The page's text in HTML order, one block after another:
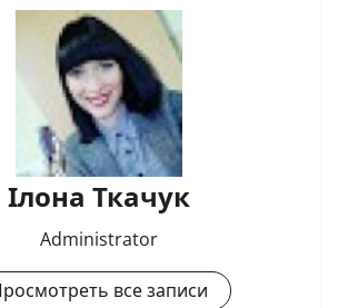
Ілона Ткачук
Administrator
все записи